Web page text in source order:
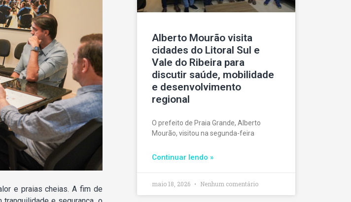
e praias cheias. A fim de
Alberto Mourão visita
cidades do Litoral Sul e
Vale do Ribeira para
discutir saúde, mobilidade
e desenvolvimento
regional
O prefeito de Praia Grande, Alberto
Mourão, visitou na segunda-feira
Continuar lendo »
maio 18, 2026 Nenhum comentário